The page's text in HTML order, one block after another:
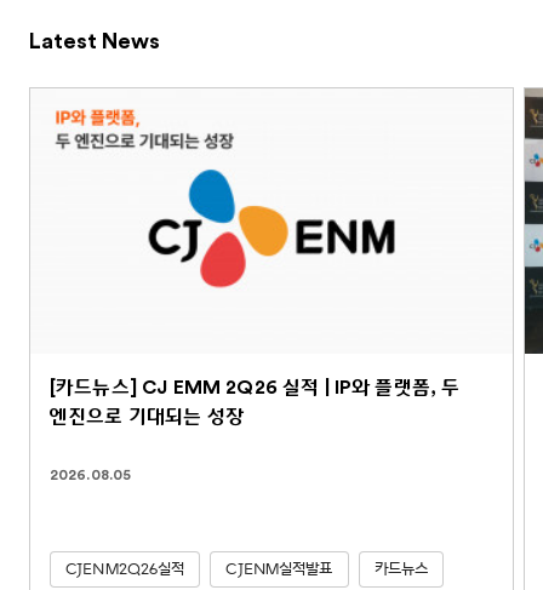
Latest News
[카드뉴스] CJ EMM 2Q26 실적 | IP와 플랫폼, 두
엔진으로 기대되는 성장
2026.08.05
CJENM2Q26실적 CJENM실적발표 카드뉴스